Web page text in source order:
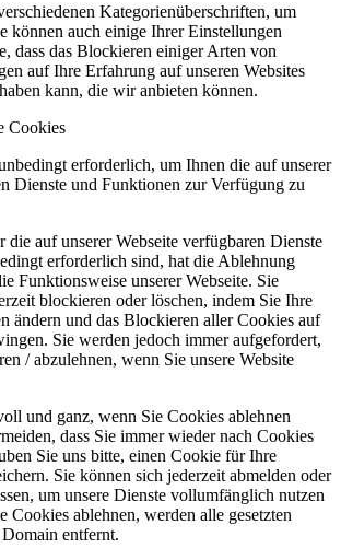
Kategorienüberschriften, um
können auch einige Ihrer Einstellungen
dass das Blockieren einiger Arten von
auf Ihre Erfahrung auf unseren Websites
kann, die wir anbieten können.
Cookies
erforderlich, um Ihnen die auf unserer
Dienste und Funktionen zur Verfügung zu
die auf unserer Webseite verfügbaren Dienste
erforderlich sind, hat die Ablehnung
Funktionsweise unserer Webseite. Sie
blockieren oder löschen, indem Sie Ihre
ändern und das Blockieren aller Cookies auf
Sie werden jedoch immer aufgefordert,
/ abzulehnen, wenn Sie unsere Website
und ganz, wenn Sie Cookies ablehnen
dass Sie immer wieder nach Cookies
Sie uns bitte, einen Cookie für Ihre
Sie können sich jederzeit abmelden oder
um unsere Dienste vollumfänglich nutzen
Cookies ablehnen, werden alle gesetzten
entfernt.